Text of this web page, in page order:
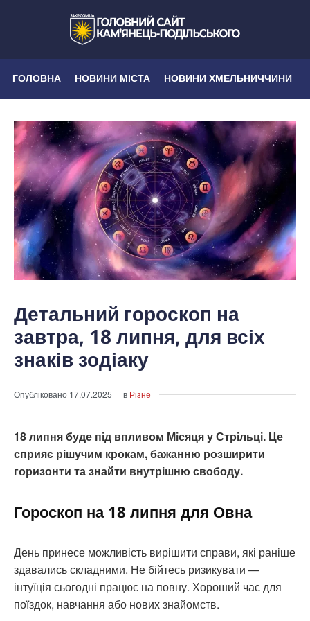
ГОЛОВНА НОВИНИ МІСТА НОВИНИ ХМЕЛЬНИЧЧИНИ
Детальний гороскоп на
завтра, 18 липня, для всіх
знаків зодіаку
Опубліковано 17.07.2025 в Різне
18 липня буде під впливом Місяця у Стрільці. Це
сприяє рішучим крокам, бажанню розширити
горизонти та знайти внутрішню свободу.
Гороскоп на 18 липня для Овна
День принесе можливість вирішити справи, які раніше
здавались складними. Не бійтесь ризикувати —
інтуїція сьогодні працює на повну. Хороший час для
поїздок, навчання або нових знайомств.